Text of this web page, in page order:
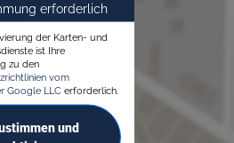
erforderlich
der Karten- und
ist Ihre
zu den
vom
Google LLC erforderlich.
und